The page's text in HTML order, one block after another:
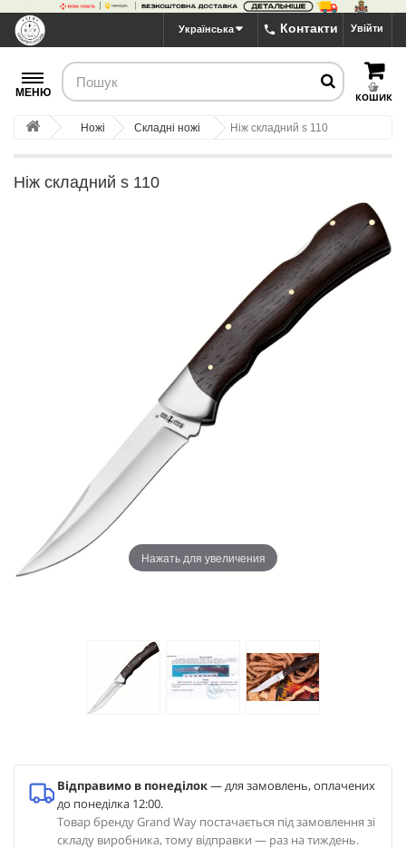
Увійти
Контакти
Українська
КОШИК
МЕНЮ
Ножі Складні ножі Ніж складний s 110
Ніж складний s 110
Нажать для увеличения
Відправимо в понеділок— для замовлень, оплачених
до понеділка 12:00.
Товар бренду Grand Way постачається під замовлення зі
складу виробника, тому відправки — раз на тиждень.